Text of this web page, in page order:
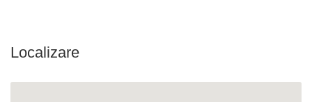
Localizare